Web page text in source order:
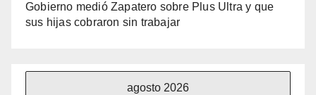
Gobierno medió Zapatero sobre Plus Ultra y que
sus hijas cobraron sin trabajar
agosto 2026